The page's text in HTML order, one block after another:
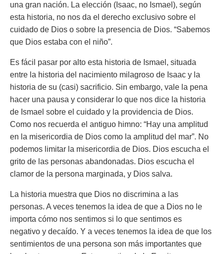
una gran nación. La elección (Isaac, no Ismael), según
esta historia, no nos da el derecho exclusivo sobre el
cuidado de Dios o sobre la presencia de Dios. “Sabemos
que Dios estaba con el niño”.
Es fácil pasar por alto esta historia de Ismael, situada
entre la historia del nacimiento milagroso de Isaac y la
historia de su (casi) sacrificio. Sin embargo, vale la pena
hacer una pausa y considerar lo que nos dice la historia
de Ismael sobre el cuidado y la providencia de Dios.
Como nos recuerda el antiguo himno: “Hay una amplitud
en la misericordia de Dios como la amplitud del mar”. No
podemos limitar la misericordia de Dios. Dios escucha el
grito de las personas abandonadas. Dios escucha el
clamor de la persona marginada, y Dios salva.
La historia muestra que Dios no discrimina a las
personas. A veces tenemos la idea de que a Dios no le
importa cómo nos sentimos si lo que sentimos es
negativo y decaído. Y a veces tenemos la idea de que los
sentimientos de una persona son más importantes que